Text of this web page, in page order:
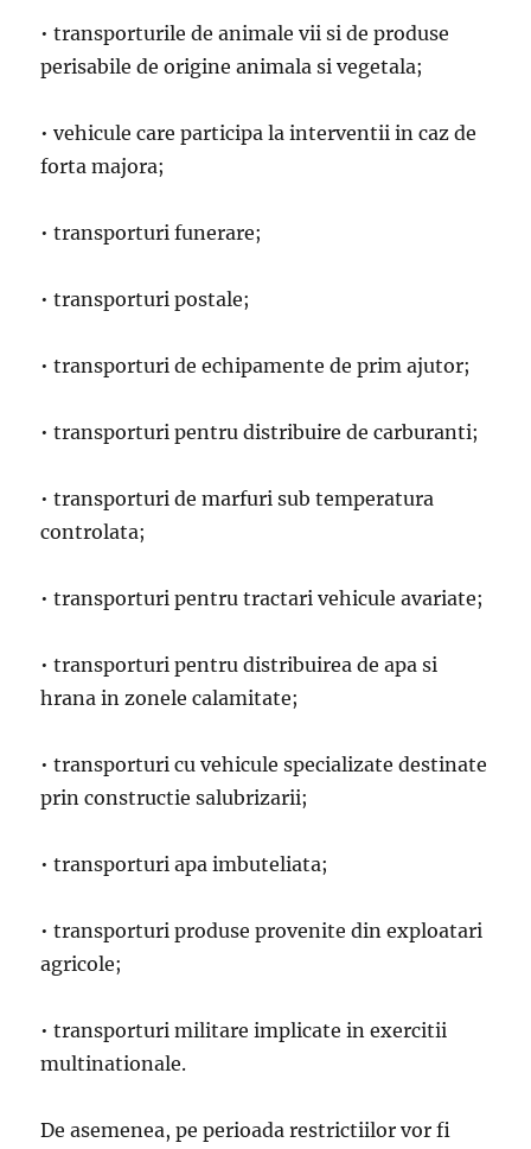
• transporturile de animale vii si de produse
perisabile de origine animala si vegetala;
• vehicule care participa la interventii in caz de
forta majora;
• transporturi funerare;
• transporturi postale;
• transporturi de echipamente de prim ajutor;
• transporturi pentru distribuire de carburanti;
• transporturi de marfuri sub temperatura
controlata;
• transporturi pentru tractari vehicule avariate;
• transporturi pentru distribuirea de apa si
hrana in zonele calamitate;
• transporturi cu vehicule specializate destinate
prin constructie salubrizarii;
• transporturi apa imbuteliata;
• transporturi produse provenite din exploatari
agricole;
• transporturi militare implicate in exercitii
multinationale.
De asemenea, pe perioada restrictiilor vor fi